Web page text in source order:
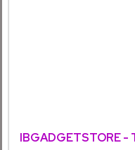
IBGADGETSTORE -